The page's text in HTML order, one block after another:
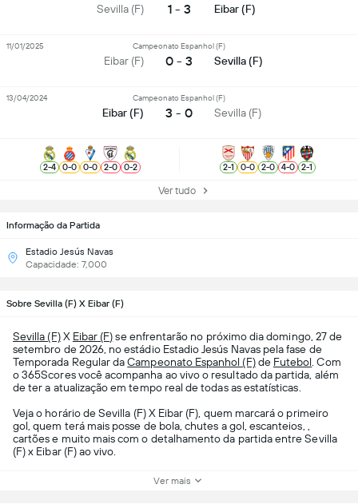
Informação da Partida
Estadio Jesús Navas
Capacidade: 7,000
Sevilla (F) 1 - 3 Eibar (F)
Eibar (F)
Campeonato Espanhol (F)
0 - 3 Sevilla (F)
11/01/2025
Eibar (F)
Campeonato Espanhol (F)
3 - 0 Sevilla (F)
13/04/2024
2-4 0-0 0-0 2-0 0-2 2-1 0-0 2-0 4-0 2-1
Ver tudo
Sobre Sevilla (F) X Eibar (F)
Sevilla (F)X Eibar (F)se enfrentarão no próximo dia domingo, 27 de
setembro de 2026, no estádio Estadio Jesús Navas pela fase de
Temporada Regular daCampeonato Espanhol (F)de Futebol . Com
o 365Scores você acompanha ao vivo o resultado da partida, além
de ter a atualização em tempo real de todas as estatísticas.
Veja o horário de Sevilla (F) X Eibar (F), quem marcará o primeiro
gol, quem terá mais posse de bola, chutes a gol, escanteios, ,
cartões e muito mais com o detalhamento da partida entre Sevilla
(F) x Eibar (F) ao vivo.
Ver mais